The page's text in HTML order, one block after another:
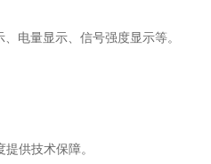
电量显示、信号强度显示等。
供技术保障。